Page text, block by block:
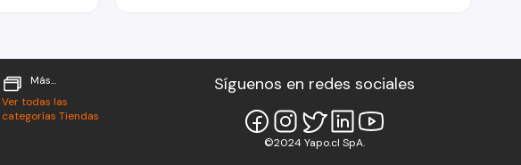
Más...
Ver todas las
categorías Tiendas
Síguenos en redes sociales
©2024 Yapo.cl SpA.